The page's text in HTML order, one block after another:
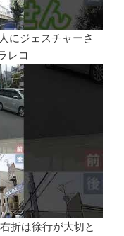
にジェスチャーさ
レコ
右折は徐行が大切と